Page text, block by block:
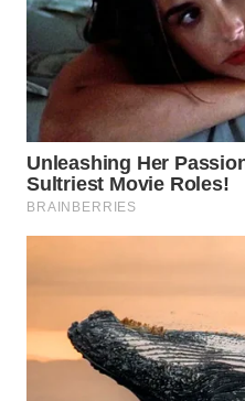
WN
LIKUPANG
WN
LABUANBAJO
WN
BORNEO
WAHANA
NEWS